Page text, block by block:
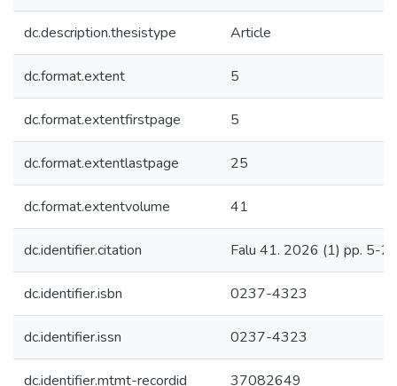
dc.description.thesistype Article
dc.format.extent 5
dc.format.extentfirstpage 5
dc.format.extentlastpage 25
dc.format.extentvolume 41
dc.identifier.citation Falu 41. 2026 (1) pp. 5-
dc.identifier.isbn 0237-4323
dc.identifier.issn 0237-4323
dc.identifier.mtmt-recordid 37082649